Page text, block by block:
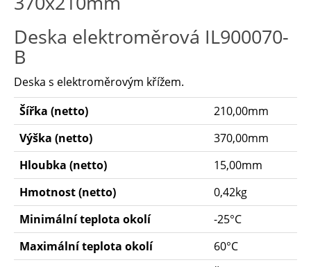
Deska elektroměrová IL900070-
B
Deska s elektroměrovým křížem.
Šířka (netto)
210,00mm
Výška (netto)
370,00mm
Hloubka (netto)
15,00mm
Hmotnost (netto)
0,42kg
Minimální teplota okolí
-25°C
Maximální teplota okolí
60°C